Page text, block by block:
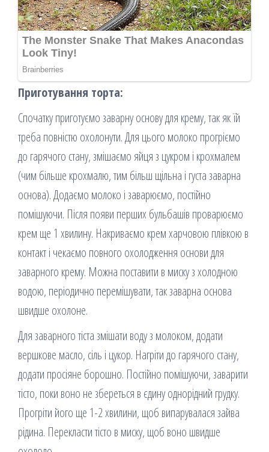
Приготування торта:
Спочатку приготуємо заварну основу для крему, так як їй
треба повністю охолонути. Для цього молоко прогріємо
до гарячого стану, змішаємо яйця з цукром і крохмалем
(чим більше крохмалю, тим більш щільна і густа заварна
основа). Додаємо молоко і заварюємо, постійно
помішуючи. Після появи перших бульбашів проварюємо
крем ще 1 хвилину. Накриваємо крем харчовою плівкою в
контакт і чекаємо повного охолодження основи для
заварного крему. Можна поставити в миску з холодною
водою, періодично перемішувати, так заварна основа
швидше охолоне.
Для заварного тіста змішати воду з молоком, додати
вершкове масло, сіль і цукор. Нагріти до гарячого стану,
додати просіяне борошно. Постійно помішуючи, заварити
тісто, поки воно не збереться в єдину однорідний грудку.
Прогріти його ще 1-2 хвилини, щоб випарувалася зайва
рідина. Перекласти тісто в миску, щоб воно швидше